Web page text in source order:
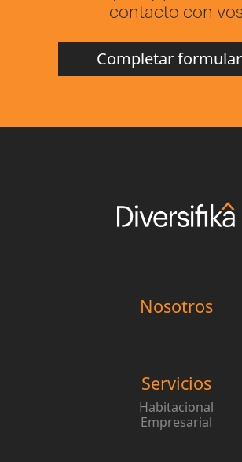
contacto con
Completar
Nosotros
Servicios
Habitacional
Empresarial